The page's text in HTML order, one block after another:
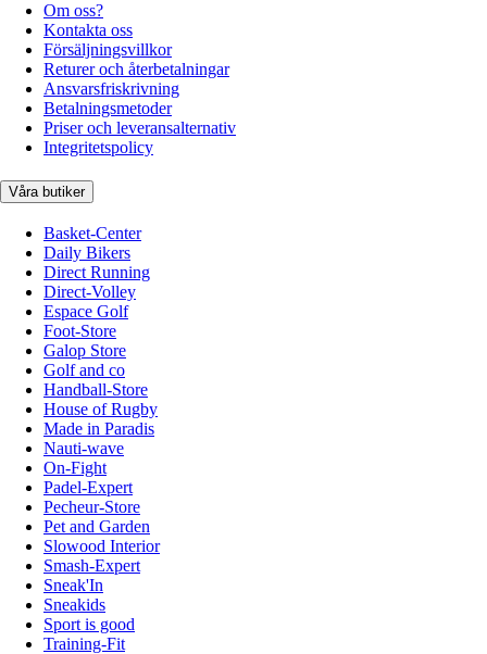
Om oss?
Kontakta oss
Försäljningsvillkor
Returer och återbetalningar
Ansvarsfriskrivning
Betalningsmetoder
Priser och leveransalternativ
Integritetspolicy
Våra butiker
Basket-Center
Daily Bikers
Direct Running
Direct-Volley
Espace Golf
Foot-Store
Galop Store
Golf and co
Handball-Store
House of Rugby
Made in Paradis
Nauti-wave
On-Fight
Padel-Expert
Pecheur-Store
Pet and Garden
Slowood Interior
Smash-Expert
Sneak'In
Sneakids
Sport is good
Training-Fit